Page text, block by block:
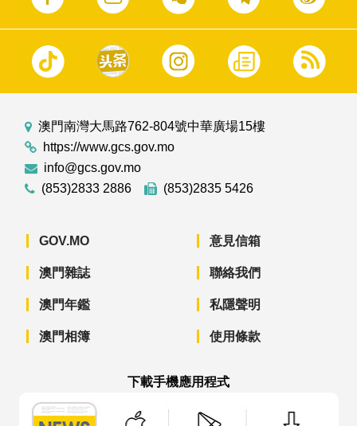
澳門南灣大馬路762-804號中華廣場15樓
https://www.gcs.gov.mo
info@gcs.gov.mo
(853)2833 2886
(853)2835 5426
GOV.MO
澳門雜誌
澳門年鑑
澳門相簿
意見信箱
聯絡我們
私隱聲明
使用條款
下載手機應用程式